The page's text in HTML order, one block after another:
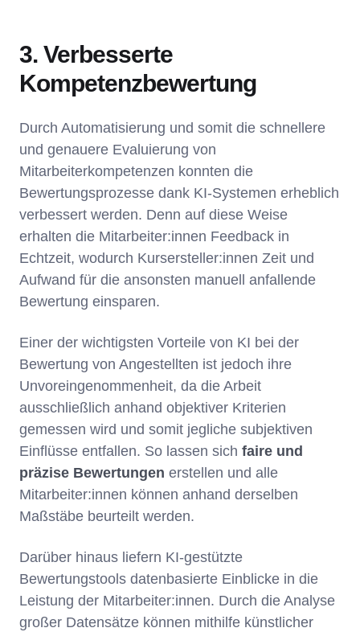
3. Verbesserte
Kompetenzbewertung
Durch Automatisierung und somit die schnellere
und genauere Evaluierung von
Mitarbeiterkompetenzen konnten die
Bewertungsprozesse dank KI-Systemen erheblich
verbessert werden. Denn auf diese Weise
erhalten die Mitarbeiter:innen Feedback in
Echtzeit, wodurch Kursersteller:innen Zeit und
Aufwand für die ansonsten manuell anfallende
Bewertung einsparen.
Einer der wichtigsten Vorteile von KI bei der
Bewertung von Angestellten ist jedoch ihre
Unvoreingenommenheit, da die Arbeit
ausschließlich anhand objektiver Kriterien
gemessen wird und somit jegliche subjektiven
Einflüsse entfallen. So lassen sich faire und
präzise Bewertungen erstellen und alle
Mitarbeiter:innen können anhand derselben
Maßstäbe beurteilt werden.
Darüber hinaus liefern KI-gestützte
Bewertungstools datenbasierte Einblicke in die
Leistung der Mitarbeiter:innen. Durch die Analyse
großer Datensätze können mithilfe künstlicher